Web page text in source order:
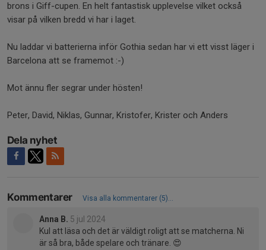
brons i Giff-cupen. En helt fantastisk upplevelse vilket också
visar på vilken bredd vi har i laget.
Nu laddar vi batterierna inför Gothia sedan har vi ett visst läger i
Barcelona att se framemot :-)
Mot ännu fler segrar under hösten!
Peter, David, Niklas, Gunnar, Kristofer, Krister och Anders
Dela nyhet
Kommentarer Visa alla kommentarer (5)...
Anna B. 5 jul 2024
Kul att läsa och det är väldigt roligt att se matcherna. Ni
är så bra, både spelare och tränare. 😍